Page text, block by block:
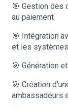
🎯 Gestion des
au paiement
🎯 Intégration
et les
🎯 Génération
🎯 Création
ambassadeurs